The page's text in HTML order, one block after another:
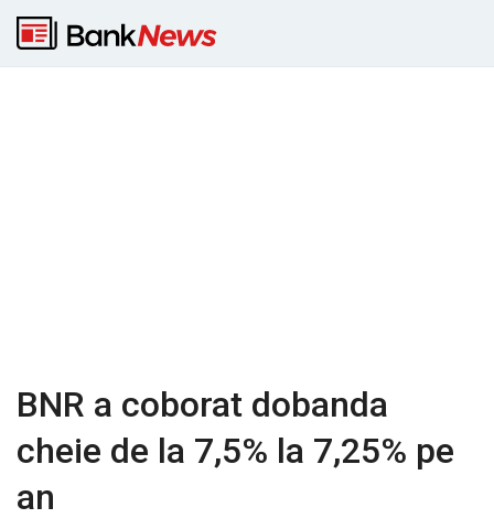
BNR a coborat dobanda
cheie de la 7,5% la 7,25% pe
an